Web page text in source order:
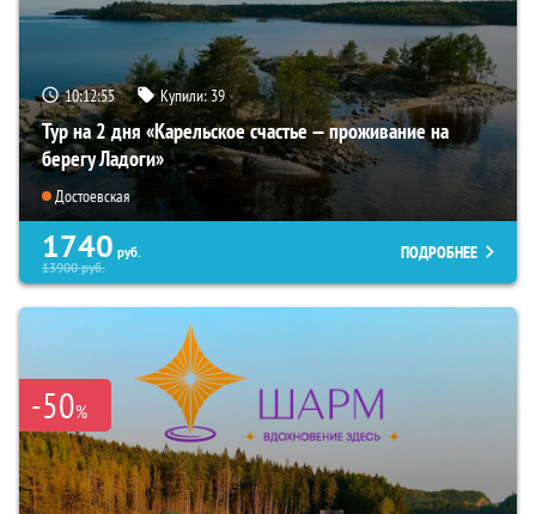
10:12:54 Купили:39
Тур на 2 дня «Карельское счастье — проживание на
берегу Ладоги»
Достоевская
1740 руб.
13900руб.
ПОДРОБНЕЕ
-50%